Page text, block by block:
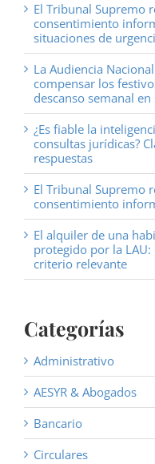
El Tribunal Supremo
consentimiento
situaciones de
La Audiencia
compensar los
descanso semanal en
¿Es fiable la
consultas jurídicas?
respuestas
El Tribunal Supremo
consentimiento
El alquiler de una
protegido por la LAU:
criterio relevante
Categorías
Administrativo
AESYR & Abogados
Bancario
Circulares